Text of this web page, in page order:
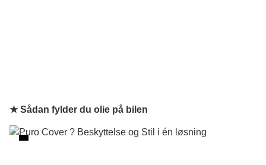
★ Sådan fylder du olie på bilen